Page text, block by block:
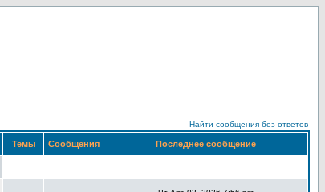
Найти сообщения без ответов
Темы Сообщения Последнее сообщение